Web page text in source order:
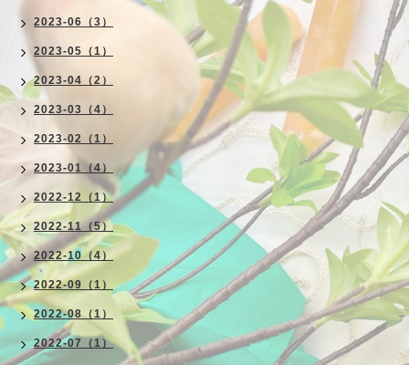
2023-06（3）
2023-05（1）
2023-04（2）
2023-03（4）
2023-02（1）
2023-01（4）
2022-12（1）
2022-11（5）
2022-10（4）
2022-09（1）
2022-08（1）
2022-07（1）